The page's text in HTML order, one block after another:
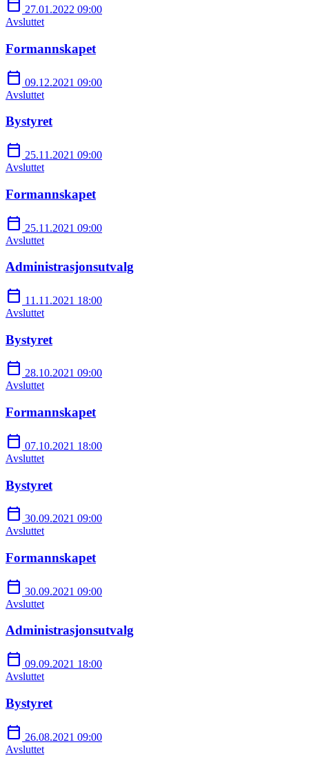
calendar_today 27.01.2022 09:00
Avsluttet
Formannskapet
calendar_today 09.12.2021 09:00
Avsluttet
Bystyret
calendar_today 25.11.2021 09:00
Avsluttet
Formannskapet
calendar_today 25.11.2021 09:00
Avsluttet
Administrasjonsutvalg
calendar_today 11.11.2021 18:00
Avsluttet
Bystyret
calendar_today 28.10.2021 09:00
Avsluttet
Formannskapet
calendar_today 07.10.2021 18:00
Avsluttet
Bystyret
calendar_today 30.09.2021 09:00
Avsluttet
Formannskapet
calendar_today 30.09.2021 09:00
Avsluttet
Administrasjonsutvalg
calendar_today 09.09.2021 18:00
Avsluttet
Bystyret
calendar_today 26.08.2021 09:00
Avsluttet